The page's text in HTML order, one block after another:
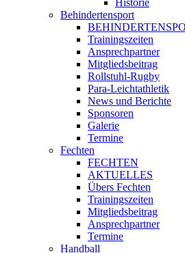
Historie
Behindertensport
Trainingszeiten
Ansprechpartner
Mitgliedsbeitrag
Rollstuhl-Rugby
Para-Leichtathletik
News und Berichte
Sponsoren
Galerie
Termine
Fechten
FECHTEN
AKTUELLES
Übers Fechten
Trainingszeiten
Mitgliedsbeitrag
Ansprechpartner
Termine
Handball